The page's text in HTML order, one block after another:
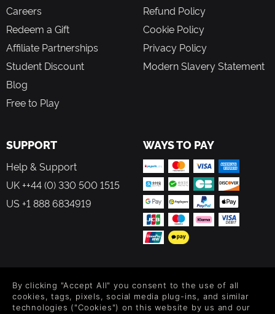
Careers
Redeem a Gift
Affiliate Partnerships
Student Discount
Blog
Free to Play
Refund Policy
Cookie Policy
Privacy Policy
Modern Slavery Statement
SUPPORT
Help & Support
UK ++44 (0) 330 500 1515
US +1 888 6834919
WAYS TO PAY
Level up your inbox: Get emails for new releases, sales,
wishlists, and XP offers on games.
By clicking "Accept All" you consent to the use of all
cookies, tags, pixels, social media plug-ins, and similar
technologies ("Cookies") on this website by us and our